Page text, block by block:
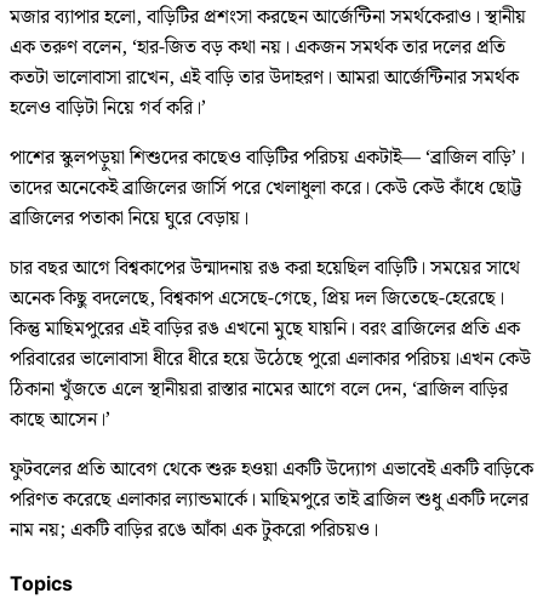
মজার ব্যাপার হলো, বাড়িটির প্রশংসা করছেন আর্জেন্টিনা সমর্থকেরাও। স্থানীয়
এক তরুণ বলেন, ‘হার-জিত বড় কথা নয়। একজন সমর্থক তার দলের প্রতি
কতটা ভালোবাসা রাখেন, এই বাড়ি তার উদাহরণ। আমরা আর্জেন্টিনার সমর্থক
হলেও বাড়িটা নিয়ে গর্ব করি।’
পাশের স্কুলপড়ুয়া শিশুদের কাছেও বাড়িটির পরিচয় একটাই— ‘ব্রাজিল বাড়ি’।
তাদের অনেকেই ব্রাজিলের জার্সি পরে খেলাধুলা করে। কেউ কেউ কাঁধে ছোট্ট
ব্রাজিলের পতাকা নিয়ে ঘুরে বেড়ায়।
চার বছর আগে বিশ্বকাপের উন্মাদনায় রঙ করা হয়েছিল বাড়িটি। সময়ের সাথে
অনেক কিছু বদলেছে, বিশ্বকাপ এসেছে-গেছে, প্রিয় দল জিতেছে-হেরেছে।
কিন্তু মাছিমপুরের এই বাড়ির রঙ এখনো মুছে যায়নি। বরং ব্রাজিলের প্রতি এক
পরিবারের ভালোবাসা ধীরে ধীরে হয়ে উঠেছে পুরো এলাকার পরিচয়।এখন কেউ
ঠিকানা খুঁজতে এলে স্থানীয়রা রাস্তার নামের আগে বলে দেন, ‘ব্রাজিল বাড়ির
কাছে আসেন।’
ফুটবলের প্রতি আবেগ থেকে শুরু হওয়া একটি উদ্যোগ এভাবেই একটি বাড়িকে
পরিণত করেছে এলাকার ল্যান্ডমার্কে। মাছিমপুরে তাই ব্রাজিল শুধু একটি দলের
নাম নয়; একটি বাড়ির রঙে আঁকা এক টুকরো পরিচয়ও।
Topics